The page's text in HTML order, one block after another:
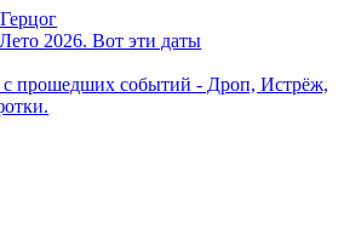
2026. Вот эти даты
с прошедших событий - Дроп, Истрёж,